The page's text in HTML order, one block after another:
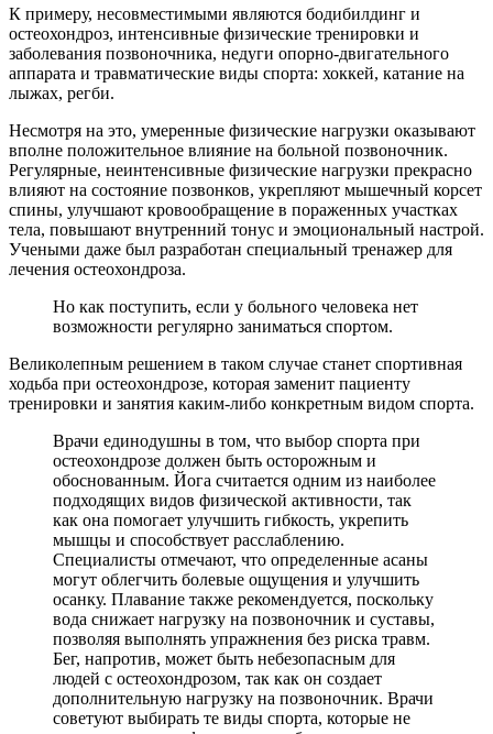
К примеру, несовместимыми являются бодибилдинг и
остеохондроз, интенсивные физические тренировки и
заболевания позвоночника, недуги опорно-двигательного
аппарата и травматические виды спорта: хоккей, катание на
лыжах, регби.
Несмотря на это, умеренные физические нагрузки оказывают
вполне положительное влияние на больной позвоночник.
Регулярные, неинтенсивные физические нагрузки прекрасно
влияют на состояние позвонков, укрепляют мышечный корсет
спины, улучшают кровообращение в пораженных участках
тела, повышают внутренний тонус и эмоциональный настрой.
Учеными даже был разработан специальный тренажер для
лечения остеохондроза.
Но как поступить, если у больного человека нет
возможности регулярно заниматься спортом.
Великолепным решением в таком случае станет спортивная
ходьба при остеохондрозе, которая заменит пациенту
тренировки и занятия каким-либо конкретным видом спорта.
Врачи единодушны в том, что выбор спорта при
остеохондрозе должен быть осторожным и
обоснованным. Йога считается одним из наиболее
подходящих видов физической активности, так
как она помогает улучшить гибкость, укрепить
мышцы и способствует расслаблению.
Специалисты отмечают, что определенные асаны
могут облегчить болевые ощущения и улучшить
осанку. Плавание также рекомендуется, поскольку
вода снижает нагрузку на позвоночник и суставы,
позволяя выполнять упражнения без риска травм.
Бег, напротив, может быть небезопасным для
людей с остеохондрозом, так как он создает
дополнительную нагрузку на позвоночник. Врачи
советуют выбирать те виды спорта, которые не